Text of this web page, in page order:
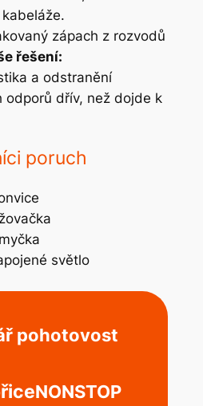
zápach z rozvodů
řešení:
a odstranění
odporů dřív, než dojde k
poruch
světlo
pohotovost
NONSTOP